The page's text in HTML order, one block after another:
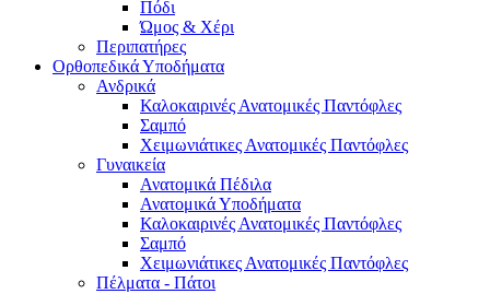
Πόδι
Ώμος & Χέρι
Περιπατήρες
Ορθοπεδικά Υποδήματα
Ανδρικά
Καλοκαιρινές Ανατομικές Παντόφλες
Σαμπό
Χειμωνιάτικες Ανατομικές Παντόφλες
Γυναικεία
Ανατομικά Πέδιλα
Ανατομικά Υποδήματα
Καλοκαιρινές Ανατομικές Παντόφλες
Σαμπό
Χειμωνιάτικες Ανατομικές Παντόφλες
Πέλματα - Πάτοι